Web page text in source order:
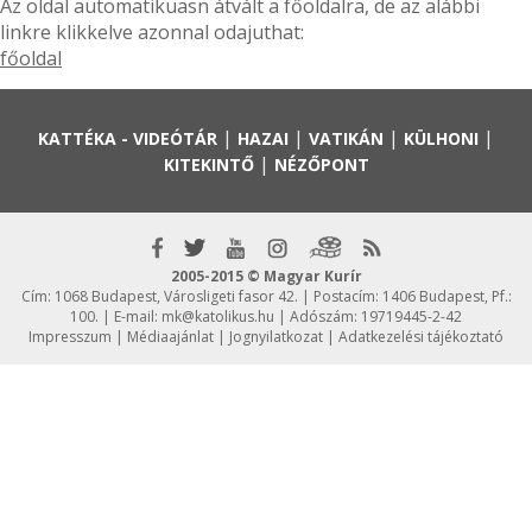
Az oldal automatikuasn átvált a főoldalra, de az alábbi
linkre klikkelve azonnal odajuthat:
főoldal
KATTÉKA - VIDEÓTÁR | HAZAI | VATIKÁN | KÜLHONI |
KITEKINTŐ| NÉZŐPONT
2005-2015 © Magyar Kurír
Cím: 1068 Budapest, Városligeti fasor 42. | Postacím: 1406 Budapest, Pf.:
100. | E-mail: mk@katolikus.hu | Adószám: 19719445-2-42
Impresszum | Médiaajánlat | Jognyilatkozat | Adatkezelési tájékoztató